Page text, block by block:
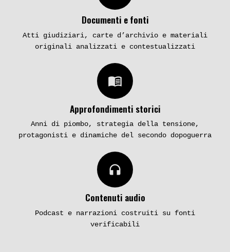
Documenti e fonti
Atti giudiziari, carte d’archivio e materiali
originali analizzati e contestualizzati
menu_book
Approfondimenti storici
Anni di piombo, strategia della tensione,
protagonisti e dinamiche del secondo dopoguerra
headphones
Contenuti audio
Podcast e narrazioni costruiti su fonti
verificabili